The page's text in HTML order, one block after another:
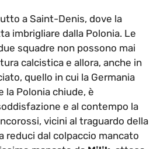
a Saint-Denis, dove la
imbrigliare dalla Polonia. Le
squadre non possono mai
calcistica e allora, anche in
quello in cui la Germania
la Polonia chiude, è
e al contempo la
vicini al traguardo della
reduci dal colpaccio mancato